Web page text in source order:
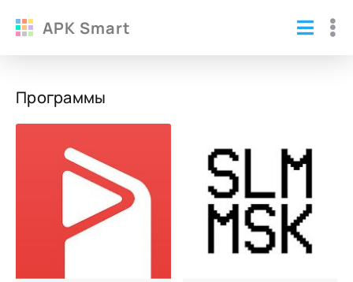
APK Smart
Программы